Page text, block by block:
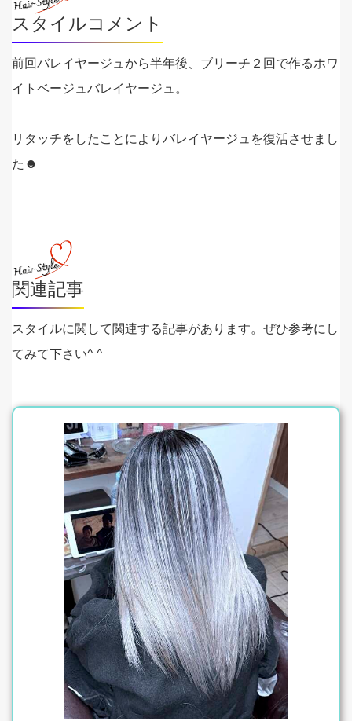
スタイルコメント
前回バレイヤージュから半年後、ブリーチ２回で作るホワ
イトベージュバレイヤージュ。
リタッチをしたことによりバレイヤージュを復活させまし
た☻
関連記事
スタイルに関して関連する記事があります。ぜひ参考にし
てみて下さい^ ^